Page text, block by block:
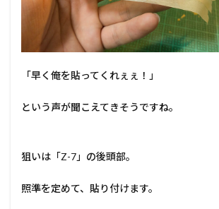
「早く俺を貼ってくれぇぇ！」
という声が聞こえてきそうですね。
狙いは「Z-7」の後頭部。
照準を定めて、貼り付けます。